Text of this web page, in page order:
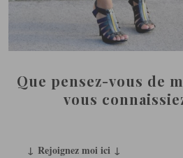
Que pensez-vous de
vous
↓ Rejoignez moi ici ↓